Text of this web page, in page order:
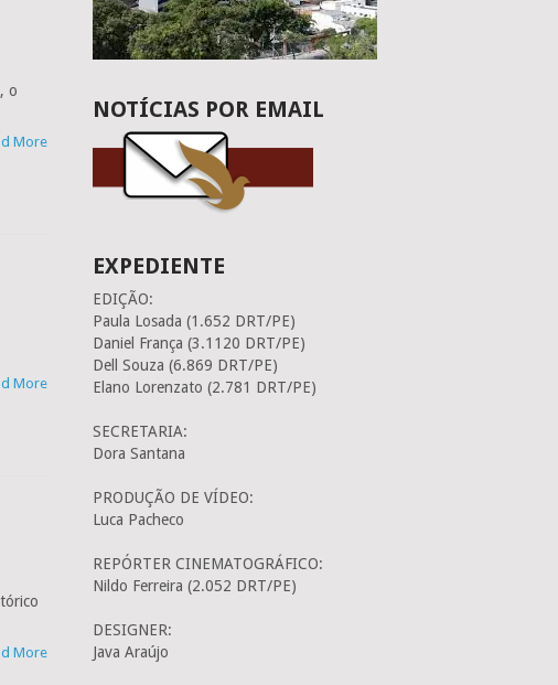
o
More
More
More
NOTÍCIAS POR EMAIL
EXPEDIENTE
EDIÇÃO:
Paula Losada (1.652 DRT/PE)
Daniel França (3.1120 DRT/PE)
Dell Souza (6.869 DRT/PE)
Elano Lorenzato (2.781 DRT/PE)
SECRETARIA:
Dora Santana
PRODUÇÃO DE VÍDEO:
Luca Pacheco
REPÓRTER CINEMATOGRÁFICO:
Nildo Ferreira (2.052 DRT/PE)
DESIGNER:
Java Araújo